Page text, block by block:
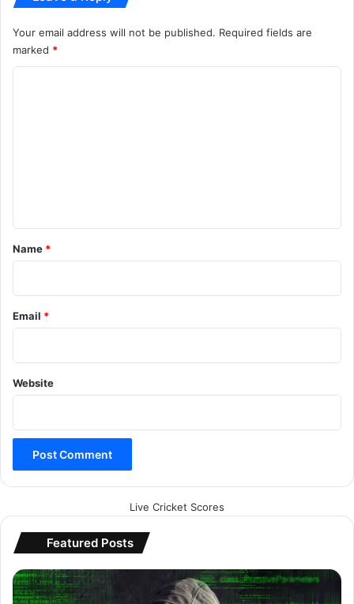
त्व
चा
क
र
सु
Your email address will not be published. Required fields are
marked *
*
Name *
Email *
Website
Live Cricket Scores
Featured Posts
यू
क्रे